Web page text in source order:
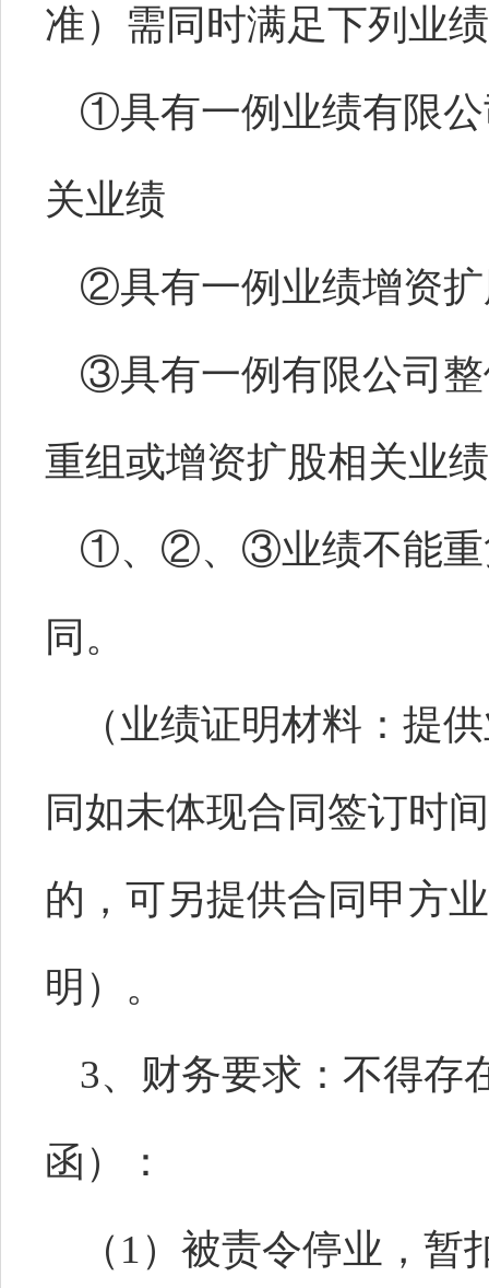
准）需同时满足下列业
①具有一例业绩有限
关业绩
②具有一例业绩增资
③具有一例有限公司
重组或增资扩股相关业绩
①、 ②、 ③业绩不能
同 。
（业绩证明材料： 提
同如未体现合同签订时
的，可另提供合同甲方
明）。
3、财务要求：不得存
函）：
（ 1）被责令停业，暂